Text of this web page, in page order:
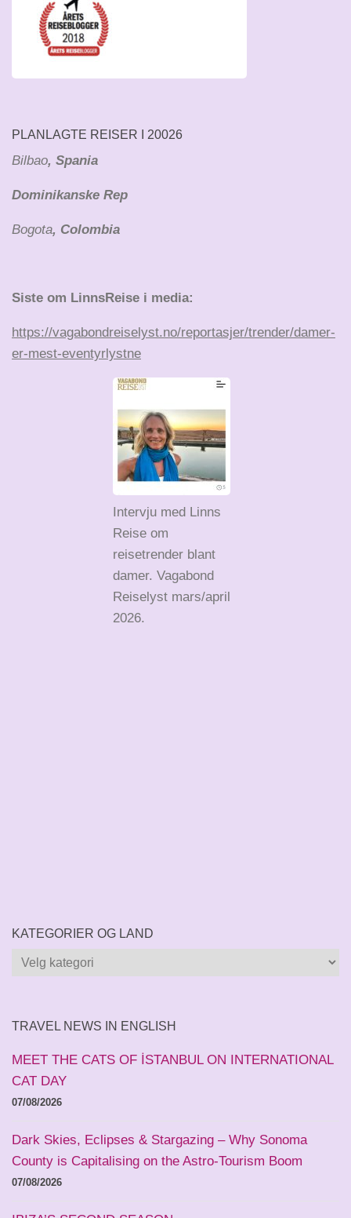
PLANLAGTE REISER I 20026
Bilbao, Spania
Dominikanske Rep
Bogota, Colombia
Siste om LinnsReise i media:
https://vagabondreiselyst.no/reportasjer/trender/damer-
er-mest-eventyrlystne
Intervju med Linns
Reise om
reisetrender blant
damer. Vagabond
Reiselyst mars/april
2026.
KATEGORIER OG LAND
Kategorier
TRAVEL NEWS IN ENGLISH
MEET THE CATS OF İSTANBUL ON INTERNATIONAL
CAT DAY
07/08/2026
Dark Skies, Eclipses & Stargazing – Why Sonoma
County is Capitalising on the Astro-Tourism Boom
07/08/2026